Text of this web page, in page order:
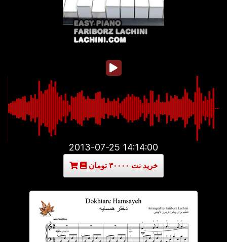
2013-07-25 14:14:00
خرید نت ۳۰۰۰۰ تومان